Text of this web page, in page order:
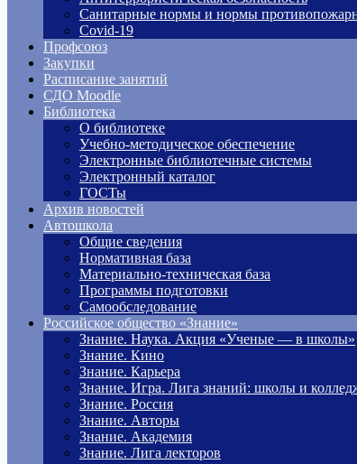
Санитарные нормы и нормы
Covid-19
Профсоюз
Закупки
Расписание занятий
СДО Moodle
Библиотека
О библиотеке
Учебно-методическое обеспечение
Электронные библиотечные системы
Электронный каталог
ГОСТы
Архив новостей
Автошкола
Общие сведения
Нормативная база
Материально-техническая база
Программы подготовки
Самообследование
Российское общество «Знание»
Знание. Наука. Акция «Ученые — в школы»
Знание. Кино
Знание. Карьера
Знание. Игра. Лига знаний: школы и
Знание. Россия
Знание. Авторы
Знание. Академия
Знание. Лига лекторов